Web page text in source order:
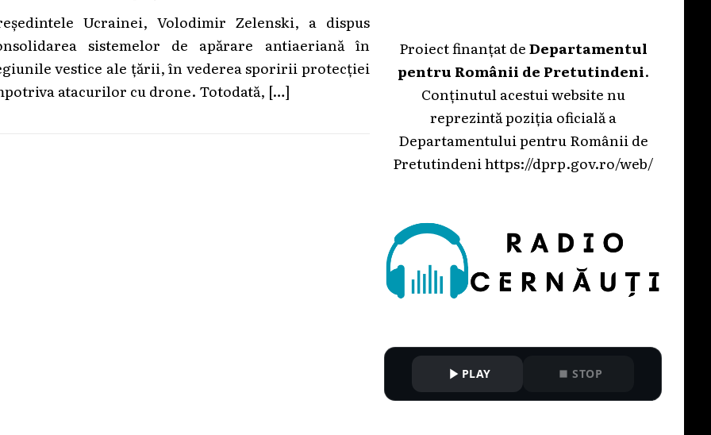
Ucrainei, Volodimir Zelenski, a dispus
sistemelor de apărare antiaeriană în
vestice ale țării, în vederea sporirii protecției
atacurilor cu drone. Totodată, […]
Proiect finanțat deDepartamentul
pentru Românii de Pretutindeni.
Conținutul acestui website nu
reprezintă poziția oficială a
Departamentului pentru Românii de
Pretutindenihttps://dprp.gov.ro/web/
PLAY STOP